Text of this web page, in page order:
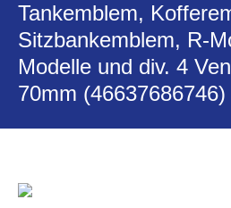
Tankemblem,
Sitzbankemblem, R-
Modelle und div. 4
70mm (46637686746)